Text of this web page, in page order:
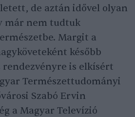
de aztán idővel olyan
már nem tudtuk
Margit a
később
is elkísért
Természettudományi
Szabó Ervin
a Magyar Televízió